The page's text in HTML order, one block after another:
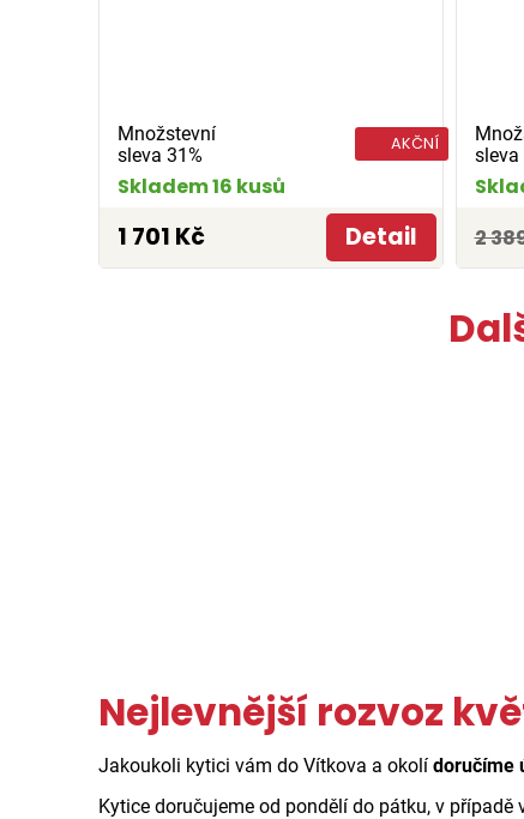
Množstevní
sleva 31%
AKČNÍ
Skladem 16 kusů
1 701 Kč Detail
sleva
2
Nejlevnější rozvoz
Jakoukoli kytici vám do Vítkova a okolí doručíme
Kytice doručujeme od pondělí do pátku, v